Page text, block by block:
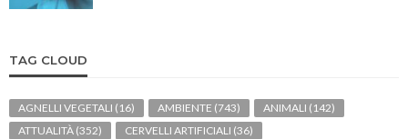
TAG CLOUD
AGNELLI VEGETALI (16) AMBIENTE (743) ANIMALI (142)
ATTUALITÀ (352) CERVELLI ARTIFICIALI (36)